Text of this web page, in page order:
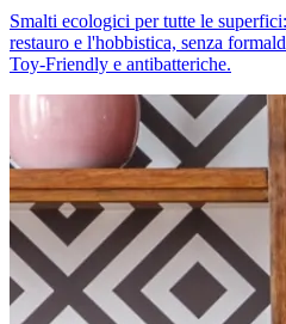
Smalti ecologici per tutte le
restauro e l'hobbistica, senza
Toy-Friendly e antibatteriche.